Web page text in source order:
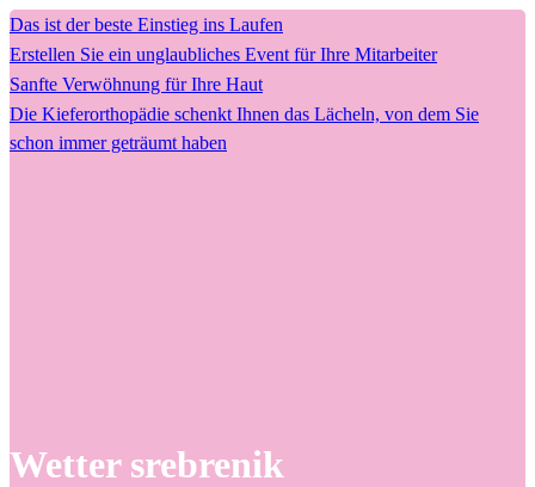
Das ist der beste Einstieg ins Laufen
Erstellen Sie ein unglaubliches Event für Ihre Mitarbeiter
Sanfte Verwöhnung für Ihre Haut
Die Kieferorthopädie schenkt Ihnen das Lächeln, von dem Sie
schon immer geträumt haben
Wetter srebrenik